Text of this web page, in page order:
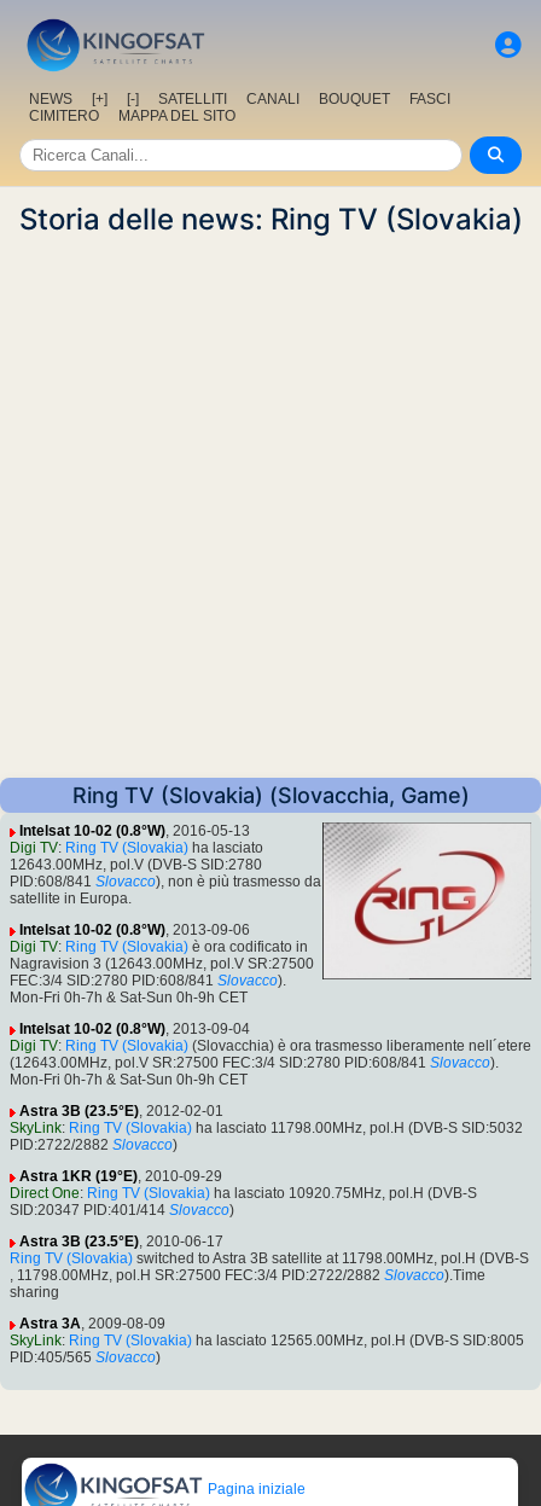
NEWS [+] [-] SATELLITI CANALI BOUQUET
FASCI
CIMITERO
MAPPA DEL SITO
Storia delle news: Ring TV (Slovakia)
Ring TV (Slovakia) (Slovacchia, Game)
Intelsat 10-02 (0.8°W), 2016-05-13
Digi TV: Ring TV (Slovakia) ha lasciato
12643.00MHz, pol.V (DVB-S SID:2780
PID:608/841 Slovacco), non è più trasmesso da
satellite in Europa.
Intelsat 10-02 (0.8°W), 2013-09-06
Digi TV: Ring TV (Slovakia) è ora codificato in
Nagravision 3 (12643.00MHz, pol.V SR:27500
FEC:3/4 SID:2780 PID:608/841 Slovacco).
Mon-Fri 0h-7h & Sat-Sun 0h-9h CET
Intelsat 10-02 (0.8°W), 2013-09-04
Digi TV: Ring TV (Slovakia) (Slovacchia) è ora trasmesso liberamente nell´etere
(12643.00MHz, pol.V SR:27500 FEC:3/4 SID:2780 PID:608/841 Slovacco).
Mon-Fri 0h-7h & Sat-Sun 0h-9h CET
Astra 3B (23.5°E), 2012-02-01
SkyLink: Ring TV (Slovakia) ha lasciato 11798.00MHz, pol.H (DVB-S SID:5032
PID:2722/2882 Slovacco)
Astra 1KR (19°E), 2010-09-29
Direct One: Ring TV (Slovakia) ha lasciato 10920.75MHz, pol.H (DVB-S
SID:20347 PID:401/414 Slovacco)
Astra 3B (23.5°E), 2010-06-17
Ring TV (Slovakia) switched to Astra 3B satellite at 11798.00MHz, pol.H (DVB-S
, 11798.00MHz, pol.H SR:27500 FEC:3/4 PID:2722/2882 Slovacco).Time
sharing
Astra 3A, 2009-08-09
SkyLink: Ring TV (Slovakia) ha lasciato 12565.00MHz, pol.H (DVB-S SID:8005
PID:405/565 Slovacco)
Pagina iniziale